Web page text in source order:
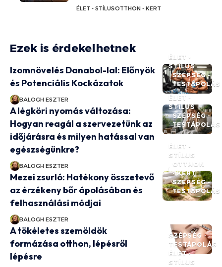
ÉLET - STÍLUSOTTHON - KERT
Ezek is érdekelhetnek
ÉLET -
STÍLUS
SZÉPSÉG -
TESTÁPOLÁS
Izomnövelés Danabol-lal: Előnyök
és Potenciális Kockázatok
BALOGH ESZTER
ÉLET -
STÍLUS
SZÉPSÉG -
TESTÁPOLÁS
A légköri nyomás változása:
Hogyan reagál a szervezetünk az
időjárásra és milyen hatással van
egészségünkre?
BALOGH ESZTER
ÉLET -
STÍLUS
OTTHON
- KERT
SZÉPSÉG -
TESTÁPOLÁS
Mezei zsurló: Hatékony összetevő
az érzékeny bőr ápolásában és
felhasználási módjai
BALOGH ESZTER
SZÉPSÉG -
TESTÁPOLÁS
A tökéletes szemöldök
formázása otthon, lépésről
lépésre
ÉLET -
STÍLUS